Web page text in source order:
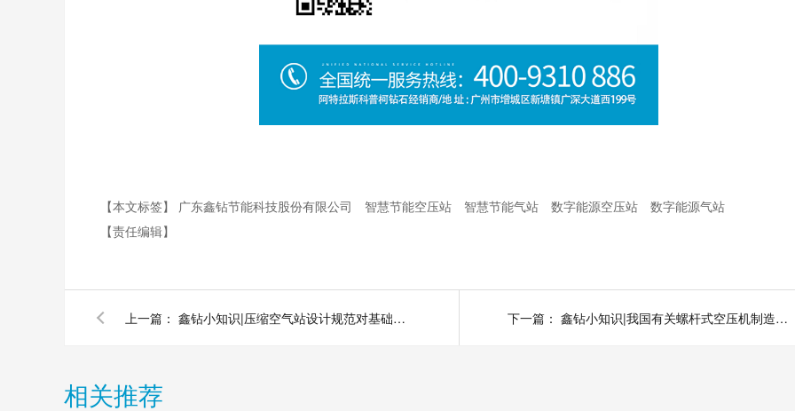
【本文标签】 广东鑫钻节能科技股份有限公司 智慧节能空压站 智慧节能气站 数字能源空压站
数字能源气站
【责任编辑】
上一篇： 鑫钻小知识|压缩空气站设计规范对基础及冷却系统要求有哪些? 下一篇： 鑫钻小知识|我国有关螺杆式空压机制造和设计的标准有哪些?
相关推荐